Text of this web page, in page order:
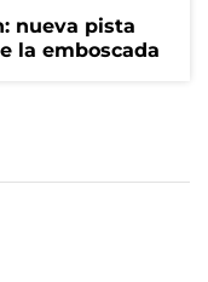
nueva pista
la emboscada